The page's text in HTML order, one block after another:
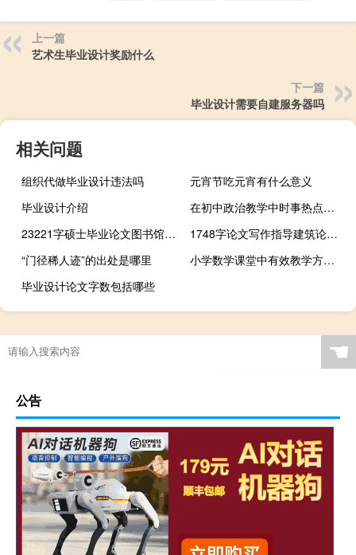
上一篇
艺术生毕业设计奖励什么
下一篇
毕业设计需要自建服务器吗
相关问题
组织代做毕业设计违法吗
元宵节吃元宵有什么意义
毕业设计介绍
在初中政治教学中时事热点的运用,如何加强初中时事政治教学
23221字硕士毕业论文图书馆知识转移现状研究
1748字论文写作指导建筑论文开篇报告
“门径稀人迹”的出处是哪里
小学数学课堂中有效教学方法探讨,数学课堂上有效的教学策略是什么？
毕业设计论文字数包括哪些
☚
公告